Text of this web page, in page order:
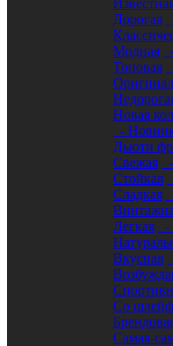
Дорогая
Модная
Топовая
Новая
-
Дьюти
Свежая
Стойкая
Сладкая
Легкая
-
Вкусная
Со
Самая-